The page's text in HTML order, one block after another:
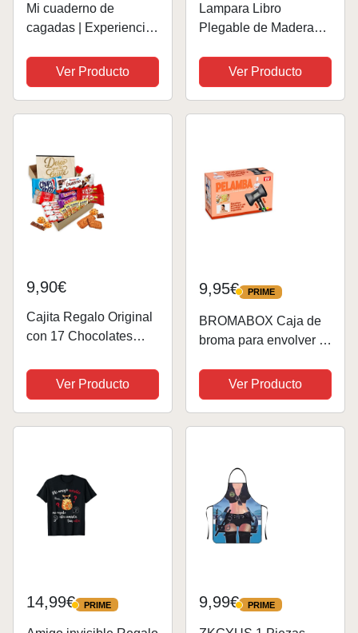
Mi cuaderno de
cagadas | Experiencia
de broma divertido |
Para amigos | Registro
de truños (Serie
Ver Producto
Lampara Libro
Plegable de Madera
y Temporizador –
BONNYCO | Lamparas
Mesilla de Noche Ideal
Ver Producto
9,90€
Cajita Regalo Original
con 17 Chocolates
Cards, Twix, Mars, Kit
Kat, Huesitos, Galleta
Lotus Biscoff y Mucho
Ver Producto
9,95€ PRIME
PRIME
BROMABOX Caja de
broma para envolver tu
regalo en algo más
original y diviértete
regalando. Modelo
Ver Producto
14,99€ PRIME
PRIME 9,99€ PRIME
PRIME